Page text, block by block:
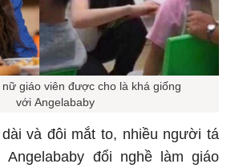
nữ giáo viên được cho là khá giống
với Angelababy
và đôi mắt to, nhiều người tá
đổi nghề làm giáo